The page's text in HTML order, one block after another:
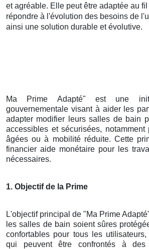
et agréable. Elle peut être adaptée au
répondre à l'évolution des besoins de
ainsi une solution durable et évolutive.
Ma Prime Adapté" est une
gouvernementale visant à aider les
adapter modifier leurs salles de bain
accessibles et sécurisées,
âgées ou à mobilité réduite. Cette
financier aide monétaire pour les
nécessaires.
1. Objectif de la Prime
L'objectif principal de "Ma Prime
les salles de bain soient sûres
confortables pour tous les
qui peuvent être confrontés à